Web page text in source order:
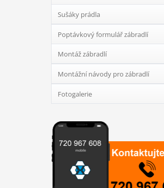
zábradlí
Sušáky prádla
Poptávkový formulář zábradlí
Montáž zábradlí
Montážní návody pro zábradlí
Fotogalerie